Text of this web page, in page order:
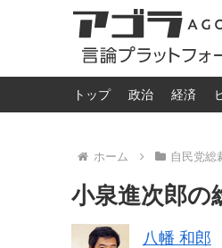
トップ 政治 経済
ホーム 自民党総
小泉進次郎の
八幡 和郎